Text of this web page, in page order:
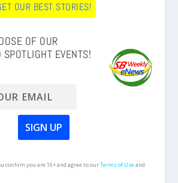
OUR BEST STORIES!
OF OUR
EVENTS!
confirm you are 16+ and agree to ourTerms of Useand